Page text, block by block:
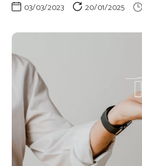
03/03/2023 20/01/2025